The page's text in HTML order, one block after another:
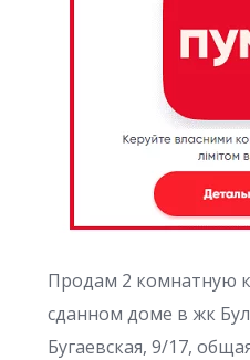
Продам 2 комнатную
сданном доме в жк
Бугаевская, 9/17,